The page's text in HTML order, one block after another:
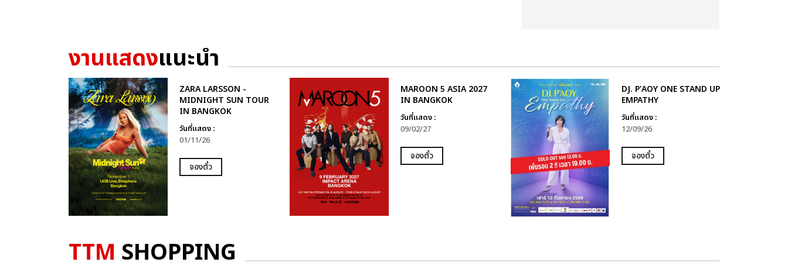
งานแสดงแนะนำ
ZARA LARSSON -
MIDNIGHT SUN TOUR
IN BANGKOK
วันที่แสดง :
01/11/26
จองตั๋ว
MAROON 5 ASIA 2027
IN BANGKOK
วันที่แสดง :
09/02/27
จองตั๋ว
DJ. P'AOY ONE STAND UP
EMPATHY
วันที่แสดง :
12/09/26
จองตั๋ว
TTM SHOPPING